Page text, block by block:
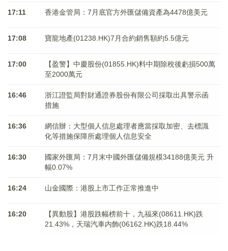
17:11 香港金管局：7月底官方外匯儲備資產為4478億美元
17:08 寶龍地產(01238.HK)7月合約銷售額約5.5億元
17:00
【盈警】中慶股份(01855.HK)料中期除稅後虧損500萬
至2000萬元
16:46
浙江證監局對財通證券股份有限公司採取出具警示函
措施
16:36
網信辦：大型個人信息處理者應當採取加密、去標識
化等措施保障所處理個人信息安全
16:30
國家外匯局：7月末中國外匯儲備規模34188億美元 升
幅0.07%
16:24 山金國際：港股上市工作正常推進中
16:20
【異動股】港股跌幅榜前十，九福來(08611.HK)跌
21.43%，天瑞汽車内飾(06162.HK)跌18.44%